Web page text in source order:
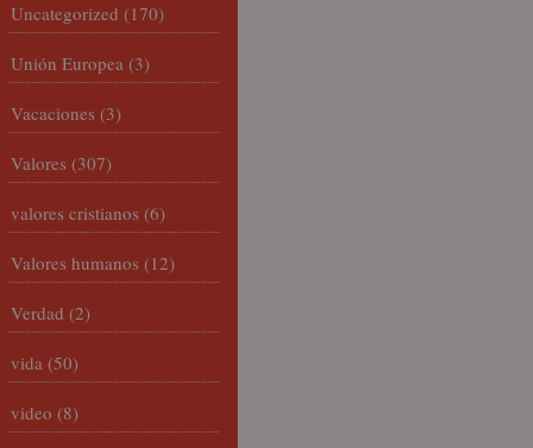
Uncategorized (170)
Unión Europea (3)
Vacaciones (3)
Valores (307)
valores cristianos (6)
Valores humanos (12)
Verdad (2)
vida (50)
video (8)